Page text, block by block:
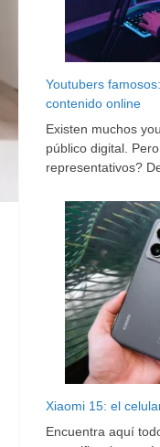
Youtubers
contenido online
Existen muchos
público digital.
representativos?
Xiaomi 15: el
Encuentra aquí